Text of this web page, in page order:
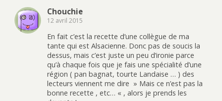
Chouchie
12 avril 2015
En fait c’est la recette d’une collègue de ma
tante qui est Alsacienne. Donc pas de soucis la
dessus, mais c’est juste un peu d’ironie parce
qu’à chaque fois que je fais une spécialité d’une
région ( pan bagnat, tourte Landaise … ) des
lecteurs viennent me dire » Mais ce n’est pas la
bonne recette , etc… « , alors je prends les